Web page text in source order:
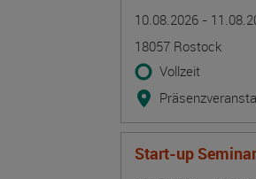
10.08.2026 -
18057 Rostock
Vollzeit
Start-up